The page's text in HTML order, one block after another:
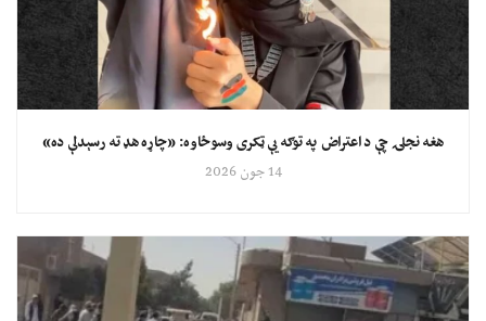
هغه نجلۍ چې د اعتراض په توګه یې ټکری وسوځاوه: «چاړه هډ ته رسېدلې ده»
14 جون 2026